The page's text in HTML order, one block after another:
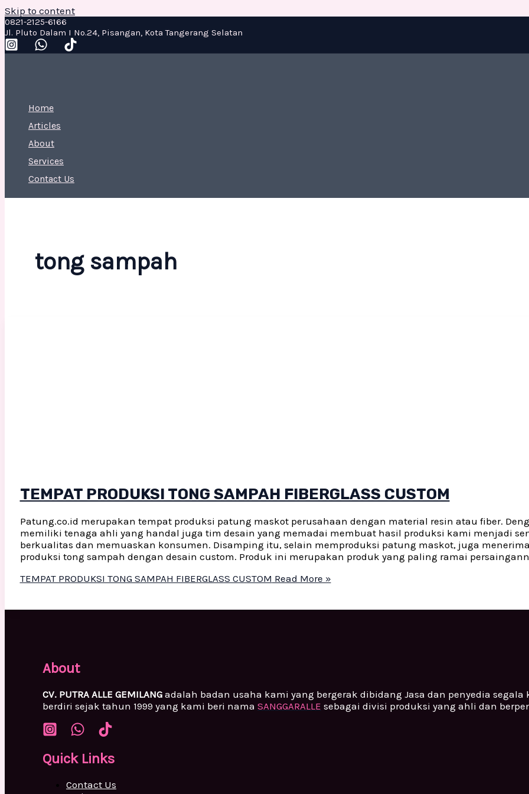
Skip to content
0821-2125-6166
Jl. Pluto Dalam I No.24, Pisangan, Kota Tangerang Selatan
Home
Articles
About
Services
Contact Us
tong sampah
TEMPAT PRODUKSI TONG SAMPAH FIBERGLASS CUSTOM
Patung.co.id merupakan tempat produksi patung maskot perusahaan dengan material resin atau fiber.
memiliki tenaga ahli yang handal juga tim desain yang memadai membuat hasil produksi kami menjadi
berkualitas dan memuaskan konsumen. Disamping itu, selain memproduksi patung maskot, juga
produksi tong sampah dengan desain custom. Produk ini merupakan produk yang paling ramai
TEMPAT PRODUKSI TONG SAMPAH FIBERGLASS CUSTOM Read More »
About
CV. PUTRA ALLE GEMILANG adalah badan usaha kami yang bergerak dibidang Jasa dan penyedia
berdiri sejak tahun 1999 yang kami beri nama SANGGARALLE sebagai divisi produksi yang ahli dan
Quick Links
Contact Us